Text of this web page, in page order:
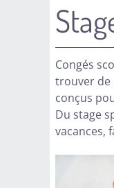
Congés
trouver de
conçus
Du stage
vacances,